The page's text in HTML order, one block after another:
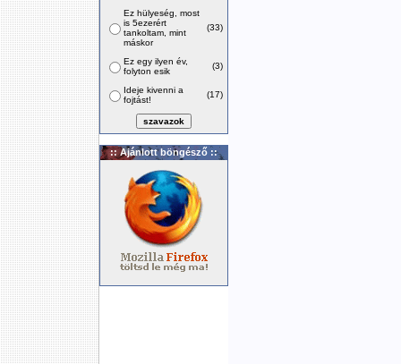
Ez hülyeség, most
is 5ezerért
tankoltam, mint
máskor
(33)
Ez egy ilyen év,
folyton esik
(3)
Ideje kivenni a
fojtást!
(17)
:: Ajánlott böngésző ::